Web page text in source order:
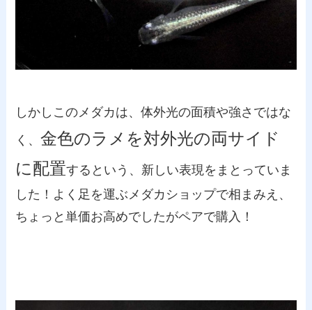
しかしこのメダカは、体外光の面積や強さではな
く、金色のラメを対外光の両サイド
に配置するという、新しい表現をまとっていま
した！よく足を運ぶメダカショップで相まみえ、
ちょっと単価お高めでしたがペアで購入！